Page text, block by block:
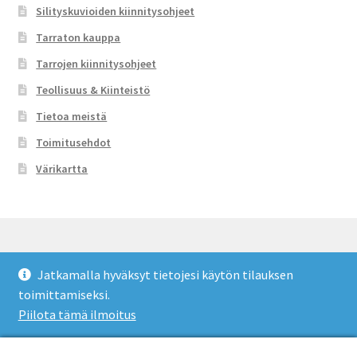
Jatkamalla hyväksyt tietojesi käytön tilauksen
toimittamiseksi.
Piilota tämä ilmoitus
Silityskuvioiden kiinnitysohjeet
Tarraton kauppa
Tarrojen kiinnitysohjeet
Teollisuus & Kiinteistö
Tietoa meistä
Toimitusehdot
Värikartta
© Tarraton 2026
Toimitusehdot